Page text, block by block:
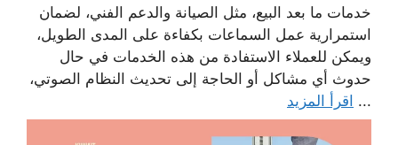
خدمات ما بعد البيع، مثل الصيانة والدعم الفني، لضمان
استمرارية عمل السماعات بكفاءة على المدى الطويل،
ويمكن للعملاء الاستفادة من هذه الخدمات في حال
حدوث أي مشاكل أو الحاجة إلى تحديث النظام الصوتي،
... اقرأ المزيد